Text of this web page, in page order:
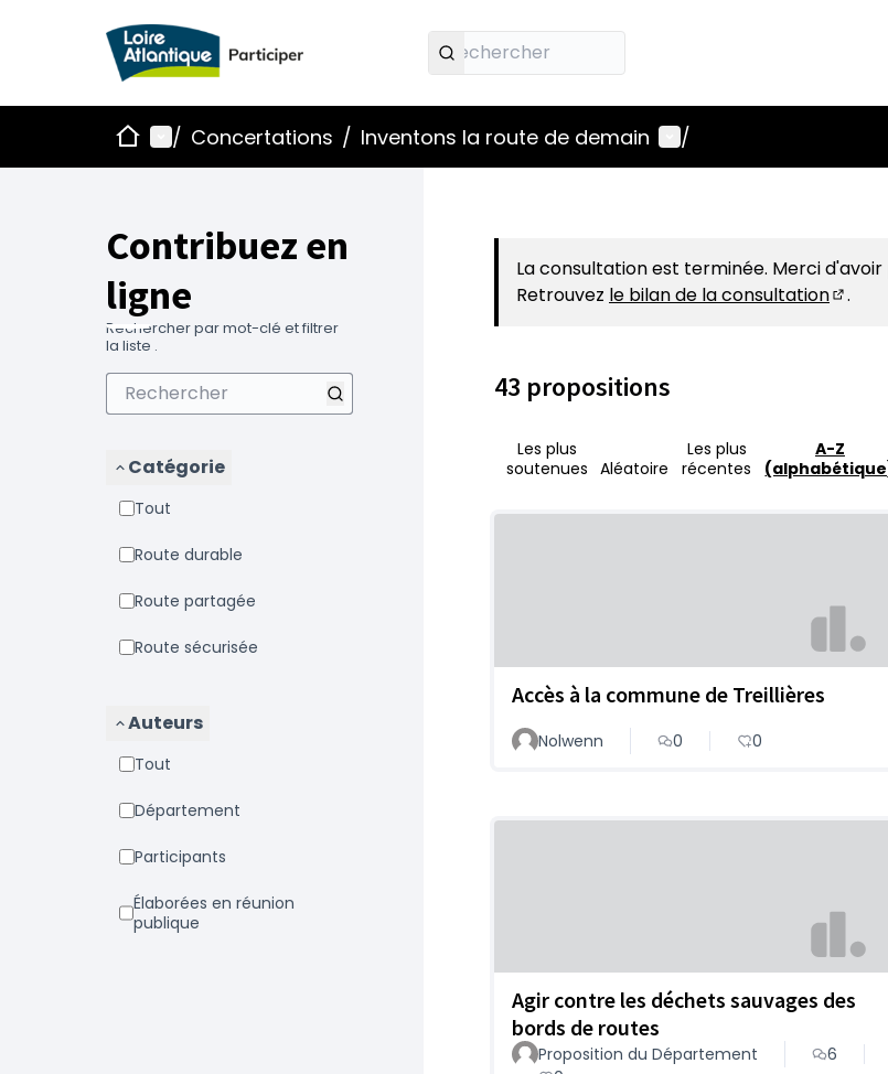
AccueilMenu principal
/ Concertations / Inventons la route de demain Menu utilisateur
/
Contribuez en
ligne
Rechercher par mot-clé et filtrer
la liste .
Catégorie
Tout
Route durable
Route partagée
Route sécurisée
Auteurs
Tout
Département
Participants
Élaborées en réunion
publique
La consultation est terminée. Merci
Retrouvez le bilan de la consultation .
43 propositions
Les plus
soutenues Aléatoire
Les plus
récentes
A-Z
Accès à la commune de Treillières
Nolwenn 0 0
Agir contre les déchets sauvages des
bords de routes
Proposition du Département
6